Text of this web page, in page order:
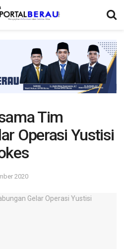
Tim
Operasi Yustisi
2020